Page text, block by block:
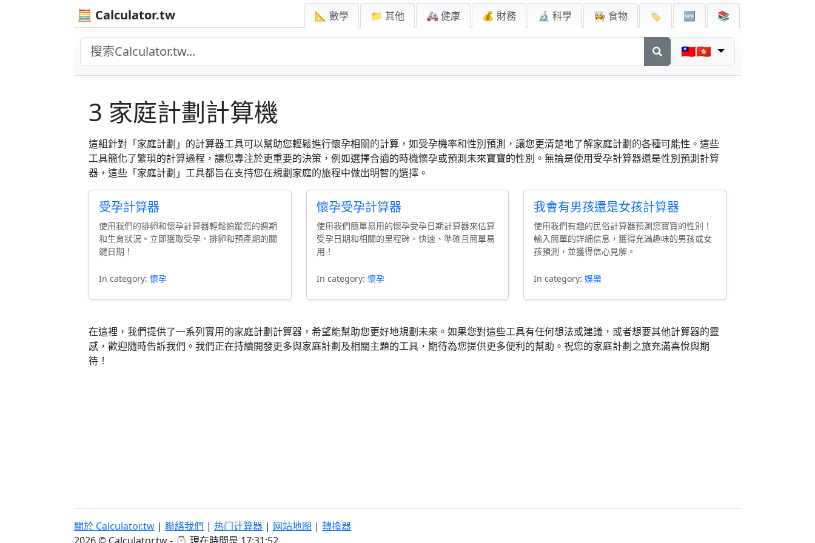
🧮 Calculator.tw 📐 數學 📁 其他 🚑 健康 💰 財務 🔬 科學 👩‍🍳 食物 🏷️ 🆕 📚
🇹🇼🇭🇰
3 家庭計劃計算機
這組針對「家庭計劃」的計算器工具可以幫助您輕鬆進行懷孕相關的計算，如受孕機率和性別預測，讓您更清楚地了解家庭計劃的各種可能性。這些
工具簡化了繁瑣的計算過程，讓您專注於更重要的決策，例如選擇合適的時機懷孕或預測未來寶寶的性別。無論是使用受孕計算器還是性別預測計算
器，這些「家庭計劃」工具都旨在支持您在規劃家庭的旅程中做出明智的選擇。
受孕計算器
使用我們的排卵和懷孕計算器輕鬆追蹤您的週期
和生育狀況。立即獲取受孕、排卵和預產期的關
鍵日期！
In category: 懷孕
懷孕受孕計算器
使用我們簡單易用的懷孕受孕日期計算器來估算
受孕日期和相關的里程碑。快速、準確且簡單易
用！
In category: 懷孕
我會有男孩還是女孩計算器
使用我們有趣的民俗計算器預測您寶寶的性別！
輸入簡單的詳細信息，獲得充滿趣味的男孩或女
孩預測，並獲得信心見解。
In category:娛樂
在這裡，我們提供了一系列實用的家庭計劃計算器，希望能幫助您更好地規劃未來。如果您對這些工具有任何想法或建議，或者想要其他計算器的靈
感，歡迎隨時告訴我們。我們正在持續開發更多與家庭計劃及相關主題的工具，期待為您提供更多便利的幫助。祝您的家庭計劃之旅充滿喜悅與期
待！
關於 Calculator.tw | 聯絡我們 | 热门计算器 | 网站地图 | 轉換器